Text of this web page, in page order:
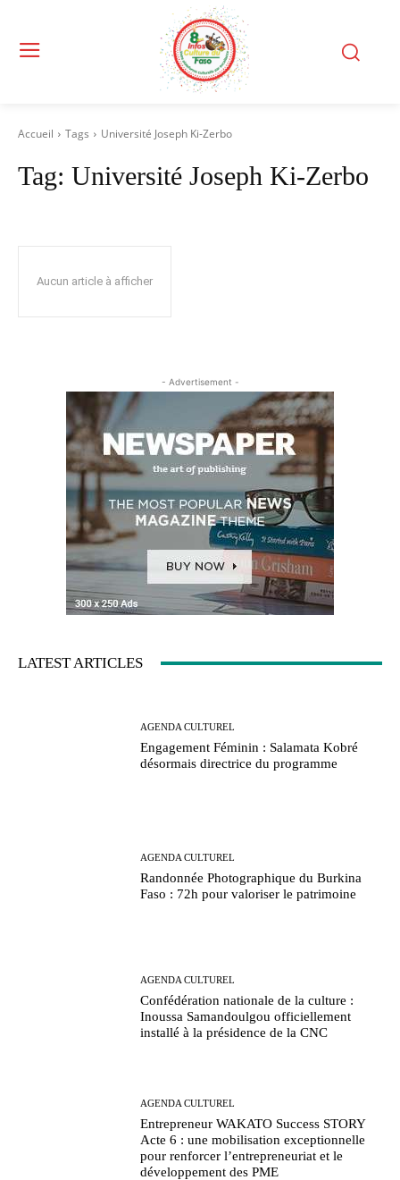
Accueil Tags Université Joseph Ki-Zerbo
Tag: Université Joseph Ki-Zerbo
Aucun article à afficher
- Advertisement -
LATEST ARTICLES
AGENDA CULTUREL
Engagement Féminin : Salamata Kobré
désormais directrice du programme
AGENDA CULTUREL
Randonnée Photographique du Burkina
Faso : 72h pour valoriser le patrimoine
AGENDA CULTUREL
Confédération nationale de la culture :
Inoussa Samandoulgou officiellement
installé à la présidence de la CNC
AGENDA CULTUREL
Entrepreneur WAKATO Success STORY
Acte 6 : une mobilisation exceptionnelle
pour renforcer l’entrepreneuriat et le
développement des PME